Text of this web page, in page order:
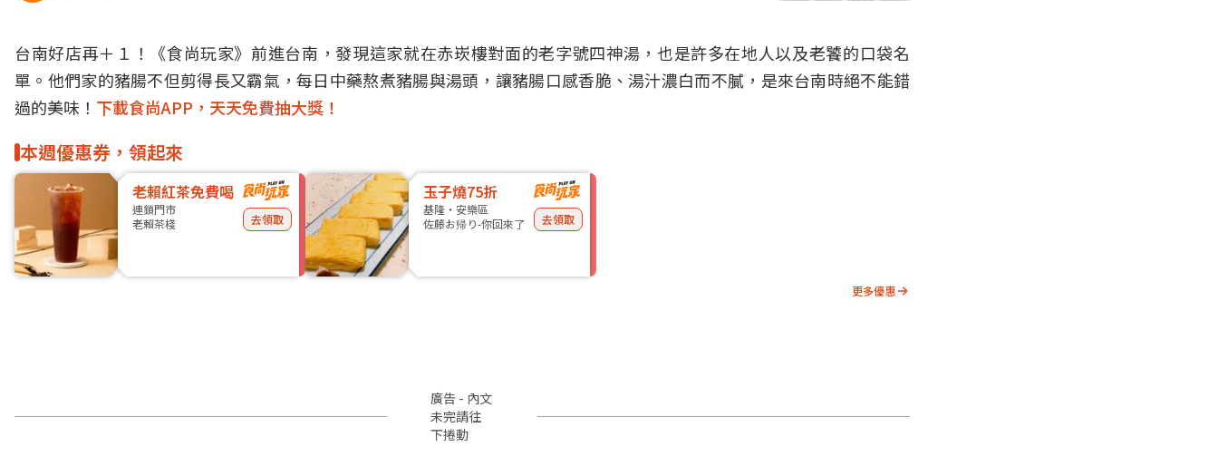
台南好店再＋１！《食尚玩家》前進台南 ，發現這家就在赤崁樓對面的老字號四神湯，也是許多在地人以及老饕的口袋名
單。他們家的豬腸不但剪得長又霸氣，每日中藥熬煮豬腸與湯頭，讓豬腸口感香脆、湯汁濃白而不膩，是來台南時絕不能錯
過的美味！ 下載食尚APP，天天免費抽大獎！
本週優惠券，領起來
老賴紅茶免費喝
連鎖門市
老賴茶棧
去領取
玉子燒75折
基隆・安樂區
佐藤お帰り-你回來了
去領取
更多優惠
廣告 - 內文
未完請往
下捲動